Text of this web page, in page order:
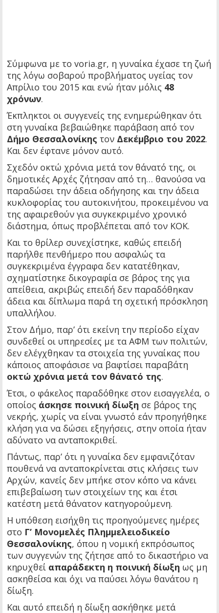
Σύμφωνα με το voria.gr, η γυναίκα έχασε τη ζωή
της λόγω σοβαρού προβλήματος υγείας τον
Απρίλιο του 2015 και ενώ ήταν μόλις 48
χρόνων.
Έκπληκτοι οι συγγενείς της ενημερώθηκαν ότι
στη γυναίκα βεβαιώθηκε παράβαση από τον
Δήμο Θεσσαλονίκης τον Δεκέμβριο του 2022.
Και δεν έφτανε μόνον αυτό.
Σχεδόν οκτώ χρόνια μετά τον θάνατό της, οι
δημοτικές Αρχές ζήτησαν από τη… θανούσα να
παραδώσει την άδεια οδήγησης και την άδεια
κυκλοφορίας του αυτοκινήτου, προκειμένου να
της αφαιρεθούν για συγκεκριμένο χρονικό
διάστημα, όπως προβλέπεται από τον ΚΟΚ.
Και το θρίλερ συνεχίστηκε, καθώς επειδή
παρήλθε πενθήμερο που ασφαλώς τα
συγκεκριμένα έγγραφα δεν κατατέθηκαν,
σχηματίστηκε δικογραφία σε βάρος της για
απείθεια, ακριβώς επειδή δεν παραδόθηκαν
άδεια και δίπλωμα παρά τη σχετική πρόσκληση
υπαλλήλου.
Στον Δήμο, παρ’ ότι εκείνη την περίοδο είχαν
συνδεθεί οι υπηρεσίες με τα ΑΦΜ των πολιτών,
δεν ελέγχθηκαν τα στοιχεία της γυναίκας που
κάποιος αποφάσισε να βαφτίσει παραβάτη
οκτώ χρόνια μετά τον θάνατό της.
Έτσι, ο φάκελος παραδόθηκε στον εισαγγελέα, ο
οποίος άσκησε ποινική δίωξη σε βάρος της
νεκρής, χωρίς να είναι γνωστό εάν προηγήθηκε
κλήση για να δώσει εξηγήσεις, στην οποία ήταν
αδύνατο να ανταποκριθεί.
Πάντως, παρ’ ότι η γυναίκα δεν εμφανιζόταν
πουθενά να ανταποκρίνεται στις κλήσεις των
Αρχών, κανείς δεν μπήκε στον κόπο να κάνει
επιβεβαίωση των στοιχείων της και έτσι
κατέστη μετά θάνατον κατηγορούμενη.
Η υπόθεση εισήχθη τις προηγούμενες ημέρες
στο Γ’ Μονομελές Πλημμελειοδικείο
Θεσσαλονίκης, όπου η νομική εκπρόσωπος
των συγγενών της ζήτησε από το δικαστήριο να
κηρυχθεί απαράδεκτη η ποινική δίωξη ως μη
ασκηθείσα και όχι να παύσει λόγω θανάτου η
δίωξη.
Και αυτό επειδή η δίωξη ασκήθηκε μετά